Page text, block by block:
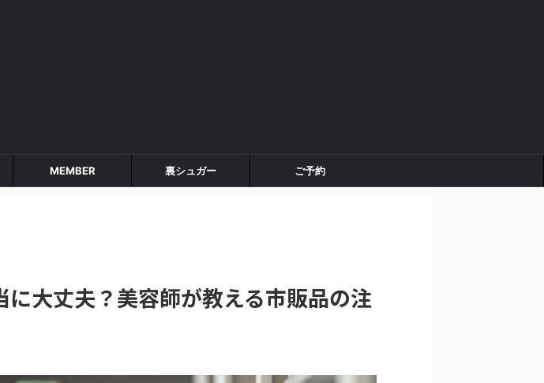
MEMBER 裏シュガー ご予約
に大丈夫？美容師が教える市販品の注